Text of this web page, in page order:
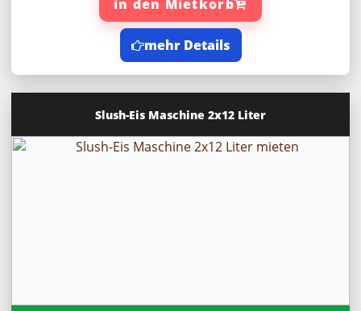
in den Mietkorb
mehr Details
Slush-Eis Maschine 2x12 Liter